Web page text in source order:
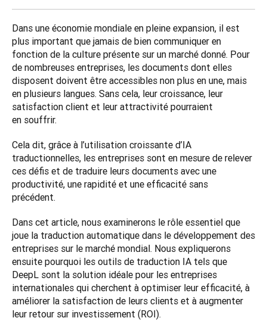
Dans une économie mondiale en pleine expansion, il est
plus important que jamais de bien communiquer en
fonction de la culture présente sur un marché donné. Pour
de nombreuses entreprises, les documents dont elles
disposent doivent être accessibles non plus en une, mais
en plusieurs langues. Sans cela, leur croissance, leur
satisfaction client et leur attractivité pourraient
en souffrir.
Cela dit, grâce à l’utilisation croissante d’IA
traductionnelles, les entreprises sont en mesure de relever
ces défis et de traduire leurs documents avec une
productivité, une rapidité et une efficacité sans
précédent.
Dans cet article, nous examinerons le rôle essentiel que
joue la traduction automatique dans le développement des
entreprises sur le marché mondial. Nous expliquerons
ensuite pourquoi les outils de traduction IA tels que
DeepL sont la solution idéale pour les entreprises
internationales qui cherchent à optimiser leur efficacité, à
améliorer la satisfaction de leurs clients et à augmenter
leur retour sur investissement (ROI).